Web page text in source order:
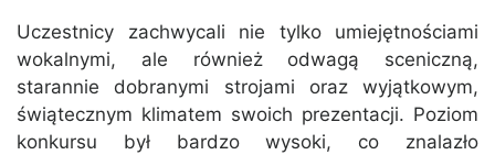
Uczestnicy zachwycali nie tylko umiejętnościami
wokalnymi, ale również odwagą sceniczną,
starannie dobranymi strojami oraz wyjątkowym,
świątecznym klimatem swoich prezentacji. Poziom
konkursu był bardzo wysoki, co znalazło